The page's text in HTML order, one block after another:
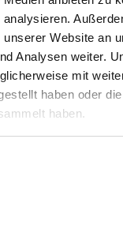
Website an
Analysen weiter.
mit
haben oder
haben.
Rosette